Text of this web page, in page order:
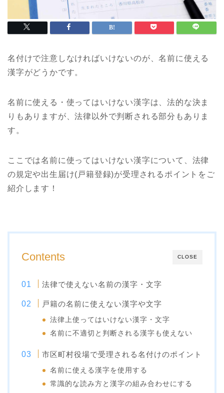
名付けで注意しなければいけないのが、名前に使える
漢字がどうかです。
名前に使える・使ってはいけない漢字は、法的な決ま
りもありますが、法律以外で判断される部分もありま
す。
ここでは名前に使ってはいけない漢字について、法律
の規定や出生届け(戸籍登録)が受理されるポイントをご
紹介します！
CLOSE
Contents
法律で使えない名前の漢字・文字
戸籍の名前に使えない漢字や文字
法律上使ってはいけない漢字・文字
名前に不適切と判断される漢字も使えない
市区町村役場で受理される名付けのポイント
名前に使える漢字を使用する
常識的な読み方と漢字の組み合わせにする